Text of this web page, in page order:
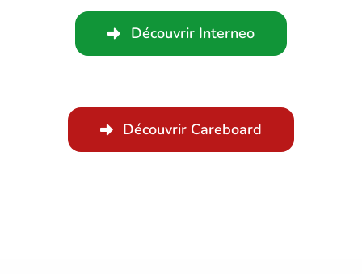
Découvrir Interneo
Découvrir Careboard